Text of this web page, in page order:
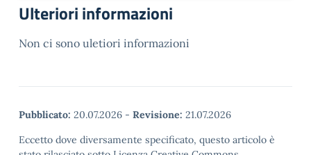
Ulteriori informazioni
Non ci sono uletiori informazioni
Pubblicato: 20.07.2026 - Revisione: 21.07.2026
Eccetto dove diversamente specificato, questo articolo è